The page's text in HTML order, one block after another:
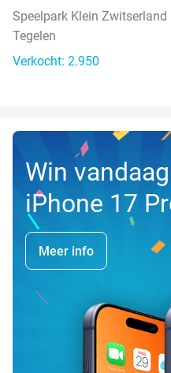
Speelpark Klein Zwitserland
Tegelen
Verkocht: 2.950
Win
iPhone 17
Meer info